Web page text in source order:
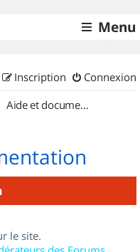
Menu
Connexion
Inscription
Aide et documentation
le site.